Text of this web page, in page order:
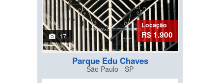
17
Locação
R$ 1.900
Parque Edu Chaves
São Paulo - SP